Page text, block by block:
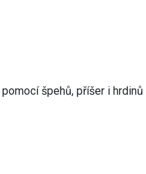
špehů, příšer i